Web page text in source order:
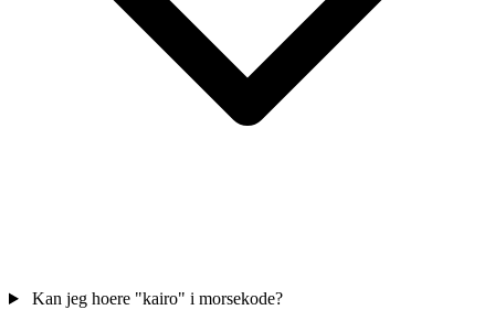
Kan jeg hoere "kairo" i morsekode?